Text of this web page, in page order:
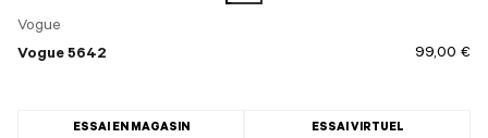
Vogue
Vogue 5642
99,00 €
ESSAI EN MAGASIN ESSAI VIRTUEL